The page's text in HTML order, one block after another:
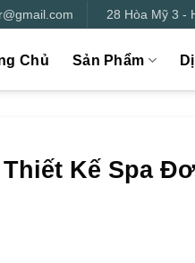
28 Hòa Mỹ 3 -
Chủ Sản Phẩm
Kế Spa